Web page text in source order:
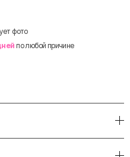
фото
по любой причине